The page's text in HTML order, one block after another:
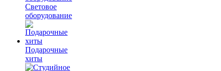
Световое
оборудование
Подарочные
хиты